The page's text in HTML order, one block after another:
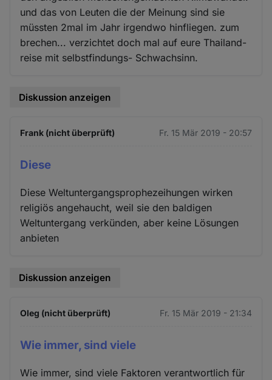
und das von Leuten die der Meinung sind sie
müssten 2mal im Jahr irgendwo hinfliegen. zum
brechen... verzichtet doch mal auf eure Thailand-
reise mit selbstfindungs- Schwachsinn.
Diskussion anzeigen
Frank (nicht überprüft) Fr. 15 Mär 2019 - 20:57
Diese
Diese Weltuntergangsprophezeihungen wirken
religiös angehaucht, weil sie den baldigen
Weltuntergang verkünden, aber keine Lösungen
anbieten
Diskussion anzeigen
Oleg (nicht überprüft) Fr. 15 Mär 2019 - 21:34
Wie immer, sind viele
Wie immer, sind viele Faktoren verantwortlich für